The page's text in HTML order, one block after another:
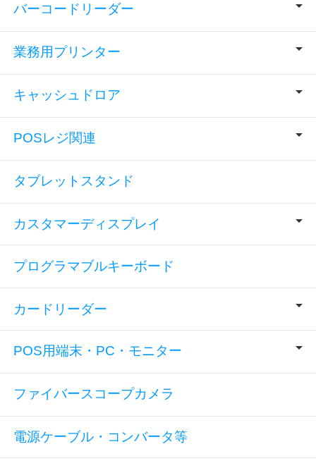
バーコードリーダー
業務用プリンター
キャッシュドロア
POSレジ関連
タブレットスタンド
カスタマーディスプレイ
プログラマブルキーボード
カードリーダー
POS用端末・PC・モニター
ファイバースコープカメラ
電源ケーブル・コンバータ等